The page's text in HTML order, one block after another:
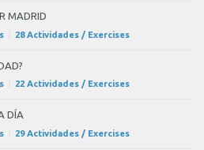
MADRID
28 Actividades / Exercises
22 Actividades / Exercises
DÍA
29 Actividades / Exercises